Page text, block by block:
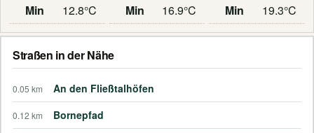
Min
12.8°C
Min
16.9°C
Min
19.3°C
Straßen in der Nähe
0.05 km An den Fließtalhöfen
0.12 km Bornepfad